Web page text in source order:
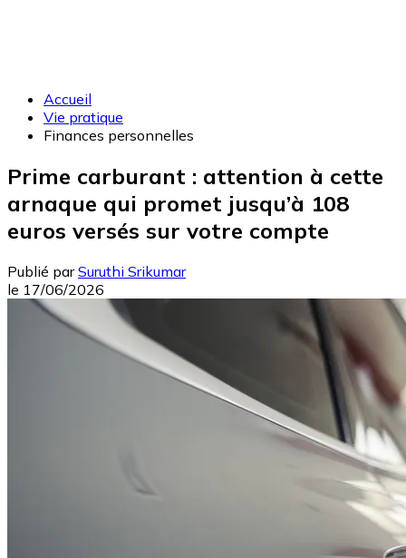
Accueil
Vie pratique
Finances personnelles
Prime carburant : attention à cette
arnaque qui promet jusqu’à 108
euros versés sur votre compte
Publié par Suruthi Srikumar
le 17/06/2026